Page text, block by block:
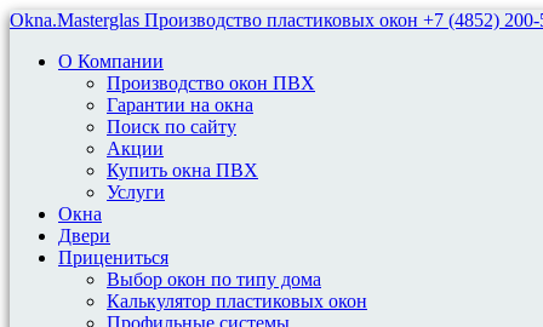
Okna.Masterglas Производство пластиковых окон +7 (4852) 200-
О Компании
Производство окон ПВХ
Гарантии на окна
Поиск по сайту
Акции
Купить окна ПВХ
Услуги
Окна
Двери
Прицениться
Выбор окон по типу дома
Калькулятор пластиковых окон
Профильные системы
Профильные Системы Veka
Выбери подходящую профильную
систему от Veka